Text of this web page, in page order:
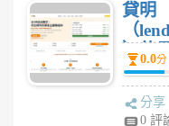
貸明
（
）使
間貸
體驗
0.0分
分享
0 評